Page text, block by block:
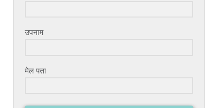
उपनाम
मेल पता